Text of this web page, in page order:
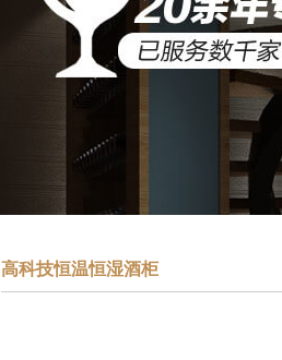
高科技恒温恒湿酒柜